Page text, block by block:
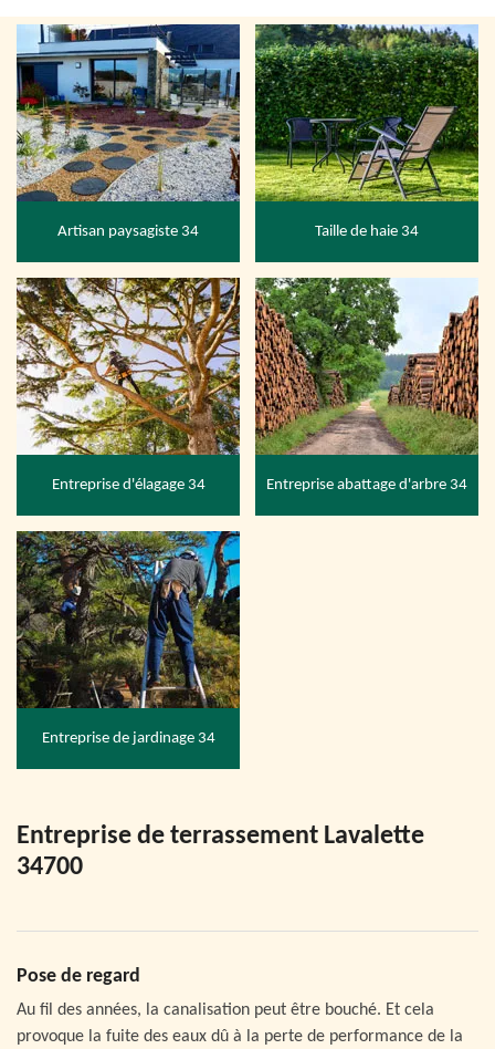
Artisan paysagiste 34 Taille de haie 34
Entreprise d'élagage 34 Entreprise abattage d'arbre 34
Entreprise de jardinage 34
Entreprise de terrassement Lavalette
34700
Pose de regard
Au fil des années, la canalisation peut être bouché. Et cela
provoque la fuite des eaux dû à la perte de performance de la